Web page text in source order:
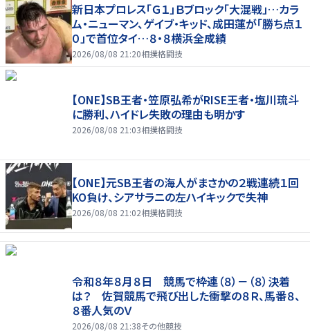
新日本プロレス「Ｇ１」Ｂブロック「大混戦」…カラ
ム・ニューマン、ゲイブ・キッド、成田蓮が「勝ち点１
０」で首位タイ…８・８横浜全成績
2026/08/08 21:20相撲格闘技
【ONE】SB王者・笠原弘希がRISE王者・塩川琉斗
に勝利、ハイドレ失敗の理由も明かす
2026/08/08 21:03相撲格闘技
【ONE】元SB王者の海人がまさかの２戦連続１回
KO負け、シアサラニの左ハイキックで失神
2026/08/08 21:02相撲格闘技
令和８年８月８日 競馬で枠連（８）－（８）決着
は？ 佐賀競馬で飛び出した衝撃の８Ｒ、馬番８、
８番人気のＶ
2026/08/08 21:38その他競技